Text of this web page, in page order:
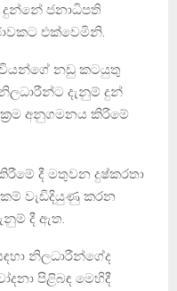
දුන්නේ ජනාධිපති
එක්වෙමිනි.
නඩු කටයුතු
දැනුම් දුන්
ක්‍රම අනුගමනය කිරීමේ
දී මතුවන දුෂ්කරතා
වැඩිදියුණු කරන
දී ඇත.
නිලධාරීන්ගේද
පිළිබඳ මෙහිදී